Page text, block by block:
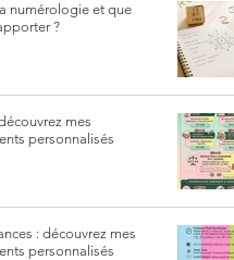
numérologie et que
?
mes
personnalisés
: découvrez mes
personnalisés